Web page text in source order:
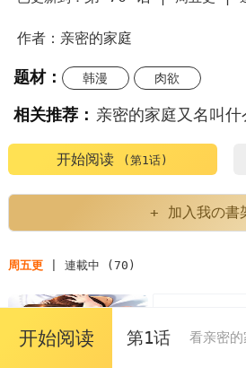
作者：亲密的家庭
题材： 韩漫 肉欲
相关推荐： 亲密的家庭又名叫什
亲密的家庭漫画为什么不更新了
亲密的家庭
亲密的家庭泰民
亲密的家庭或者朋友中的评价表
开始阅读 (第1话)
+ 加入我の書
周五更| 連載中 (70)
2023/04/07
开始阅读 第1话